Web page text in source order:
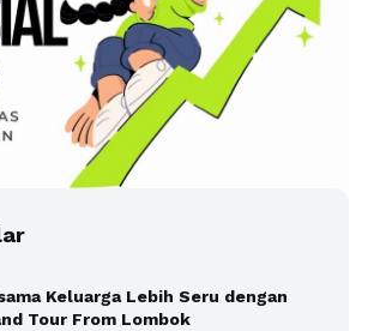
Keluarga Lebih Seru dengan
Tour From Lombok